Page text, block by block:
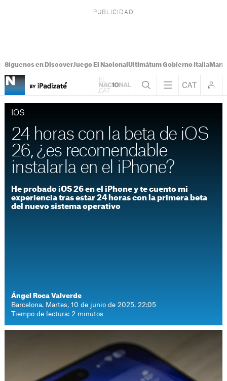
Síguenos en DiscoverJuego El Nacional Ultimátum Gobierno Italia
IOS
24 horas con la beta de iOS
26, ¿es recomendable
instalarla en el iPhone?
He probado iOS 26 en el iPhone y te cuento mi
experiencia tras estar 24 horas con la primera beta
del nuevo sistema operativo
Ángel Roca Valverde
Barcelona. Martes, 10 de junio de 2025. 22:05
Tiempo de lectura: 2 minutos